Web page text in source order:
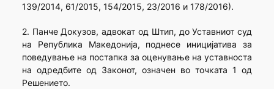
139/2014, 61/2015, 154/2015, 23/2016 и 178/2016).
2. Панче Докузов, адвокат од Штип, до Уставниот суд
на Република Македонија, поднесе иницијатива за
поведување на постапка за оценување на уставноста
на одредбите од Законот, означен во точката 1 од
Решението.